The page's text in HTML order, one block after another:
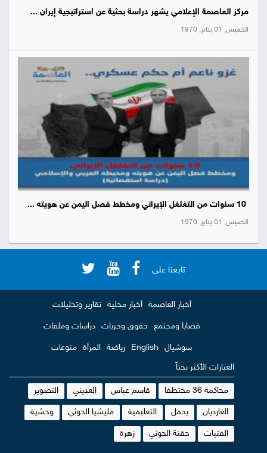
مركز العاصمة الإعلامي يشهر دراسة بحثية عن استراتيجية إيران ...
الخميس, 01 يناير, 1970
الخميس, 01 يناير, 1970
تابعنا على
أخبار العاصمة أخبار محلية تقارير وتحليلات
قضايا ومجتمع حقوق وحريات دراسات وملفات
سوشيال English رياضة المرأة منوعات
العبارات الأكثر بحثاً
محاكمة 36 مختطفا قاسم عباس العديني التصوير
الغارديان يحمل التعليمية مليشيا الحوثي وحشية
الفتيات حقنة الحوثي زهرة